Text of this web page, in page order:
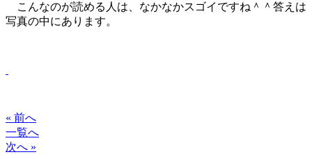
こんなのが読める人は、なかなかスゴイですね＾＾答えは
写真の中にあります。
« 前へ
一覧へ
次へ »